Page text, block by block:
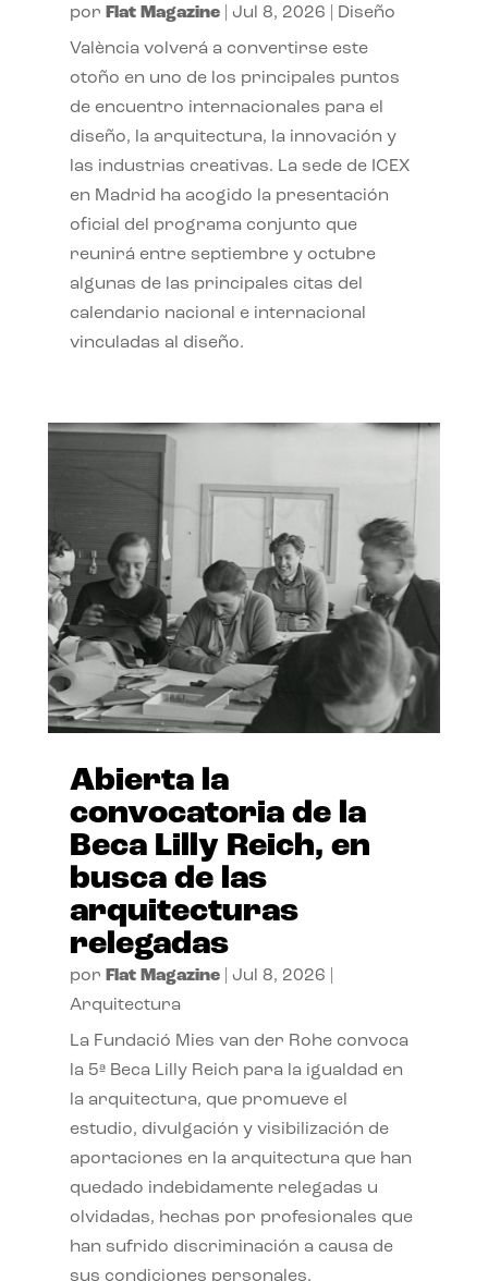
por Flat Magazine| Jul 8, 2026 Diseño
València volverá a convertirse este
otoño en uno de los principales puntos
de encuentro internacionales para el
diseño, la arquitectura, la innovación y
las industrias creativas. La sede de ICEX
en Madrid ha acogido la presentación
oficial del programa conjunto que
reunirá entre septiembre y octubre
algunas de las principales citas del
calendario nacional e internacional
vinculadas al diseño.
Abierta la
convocatoria de la
Beca Lilly Reich, en
busca de las
arquitecturas
relegadas
por Flat Magazine| Jul 8, 2026
Arquitectura
La Fundació Mies van der Rohe convoca
la 5ª Beca Lilly Reich para la igualdad en
la arquitectura, que promueve el
estudio, divulgación y visibilización de
aportaciones en la arquitectura que han
quedado indebidamente relegadas u
olvidadas, hechas por profesionales que
han sufrido discriminación a causa de
sus condiciones personales.